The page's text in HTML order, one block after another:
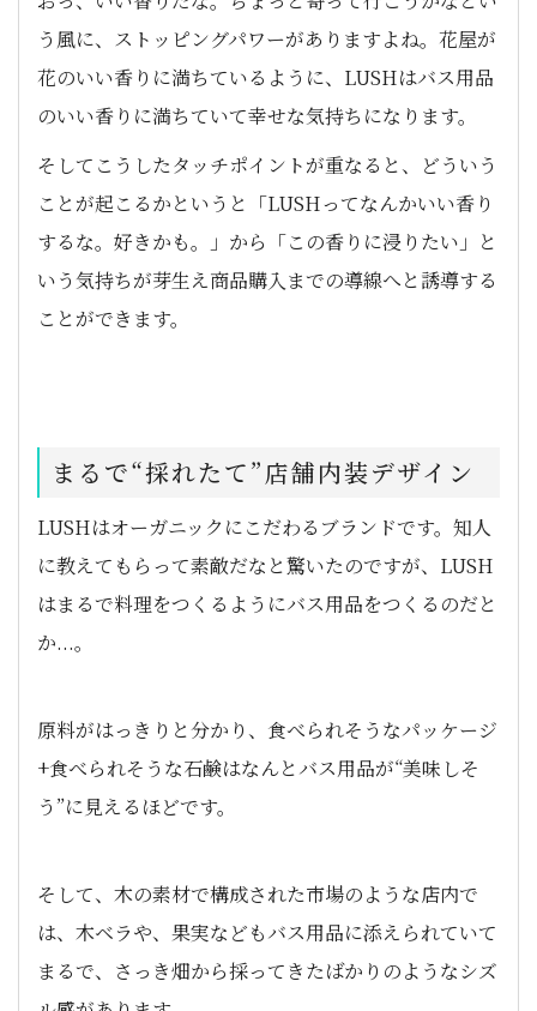
う風に、ストッピングパワーがありますよね。花屋が
花のいい香りに満ちているように、LUSHはバス用品
のいい香りに満ちていて幸せな気持ちになります。
そしてこうしたタッチポイントが重なると、どういう
ことが起こるかというと「LUSHってなんかいい香り
するな。好きかも。」から「この香りに浸りたい」と
いう気持ちが芽生え商品購入までの導線へと誘導する
ことができます。
まるで“採れたて”店舗内装デザイン
LUSHはオーガニックにこだわるブランドです。知人
に教えてもらって素敵だなと驚いたのですが、LUSH
はまるで料理をつくるようにバス用品をつくるのだと
か...。
原料がはっきりと分かり、食べられそうなパッケージ
+食べられそうな石鹸はなんとバス用品が“美味しそ
う”に見えるほどです。
そして、木の素材で構成された市場のような店内で
は、木ベラや、果実などもバス用品に添えられていて
まるで、さっき畑から採ってきたばかりのようなシズ